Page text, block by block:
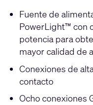
Fuente de
PowerLight™ con
potencia para
mayor calidad de
Conexiones de
contacto
Ocho conexiones